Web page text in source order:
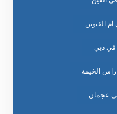
القيوين
دبي
الخيمة
عجمان